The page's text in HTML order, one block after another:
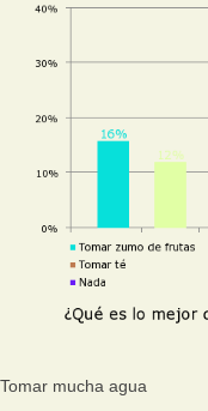
Tomar mucha agua